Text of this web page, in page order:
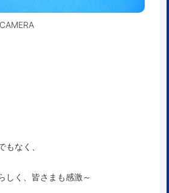
もなく、
しく、皆さまも感激～